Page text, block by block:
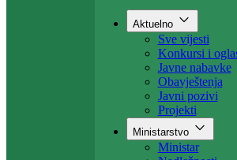
Aktuelno
Sve vijesti
Konkursi i oglasi
Javne nabavke
Obavještenja
Javni pozivi
Projekti